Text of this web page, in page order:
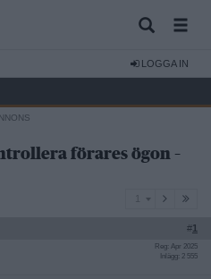
LOGGA IN
förares ögon –
#1
Reg: Apr 2025
Inlägg: 2 555